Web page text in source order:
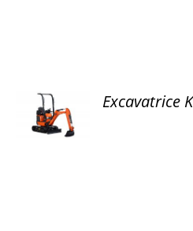
DÉTAILS
Excavatrice